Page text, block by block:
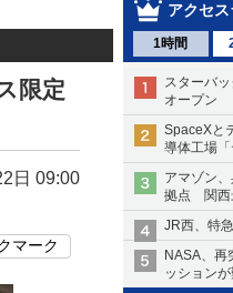
アクセ
1時間
スターバ
オープン
SpaceXと
導体工場
アマゾン
拠点 関西
JR西、特
NASA、再
ッション
限定
日 09:00
マーク